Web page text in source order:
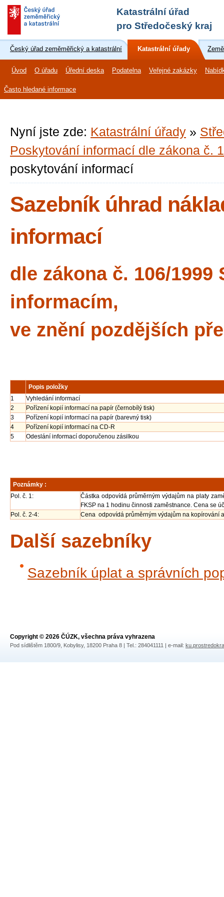
Katastrální úřad
pro Středočeský kraj
Český úřad zeměměřický a katastrální Katastrální úřady
Úvod O úřadu Úřední deska Podatelna Veřejné zakázky
Často hledané informace
Nyní jste zde: Katastrální úřady »
Poskytování informací dle zákona č.
poskytování informací
Sazebník úhrad
informací
dle zákona č. 106/
informacím,
ve znění pozdějších
Popis položky
1
Vyhledání informací
2
Pořízení kopií informací na papír (černobílý tisk)
3
Pořízení kopií informací na papír (barevný tisk)
4
Pořízení kopií informací na CD-R
5
Odeslání informací doporučenou zásilkou
Poznámky :
Pol. č. 1:
Částka odpovídá průměrným výdajům na platy
FKSP na 1 hodinu činnosti zaměstnance. Cena se
Pol. č. 2-4:
Cena odpovídá průměrným výdajům na kopírování
Další sazebníky
Sazebník úplat a správních
Copyright © 2026 ČÚZK, všechna práva vyhrazena
Pod sídlištěm 1800/9, Kobylisy, 18200 Praha 8 | Tel.: 284041111 | e-mail: